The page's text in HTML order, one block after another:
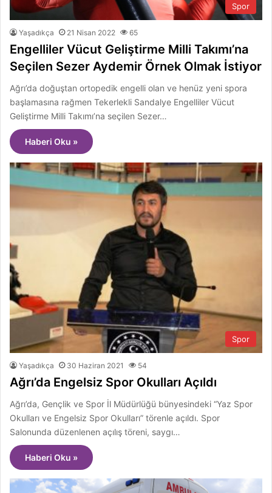
Spor
Yaşadıkça 21 Nisan 2022 65
Engelliler Vücut Geliştirme Milli Takımı’na
Seçilen Sezer Aydemir Örnek Olmak İstiyor
Ağrı’da doğuştan ortopedik engelli olan ve henüz yeni spora
başlamasına rağmen Tekerlekli Sandalye Engelliler Vücut
Geliştirme Milli Takımı’na seçilen Sezer…
Haberi Oku »
Spor
Yaşadıkça 30 Haziran 2021 54
Ağrı’da Engelsiz Spor Okulları Açıldı
Ağrı’da, Gençlik ve Spor İl Müdürlüğü bünyesindeki “Yaz Spor
Okulları ve Engelsiz Spor Okulları” törenle açıldı. Spor
Salonunda düzenlenen açılış töreni, saygı…
Haberi Oku »